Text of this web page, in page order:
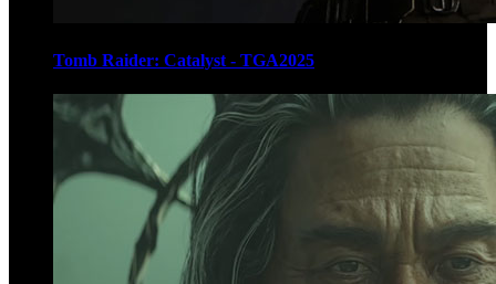
Tomb Raider: Catalyst - TGA2025